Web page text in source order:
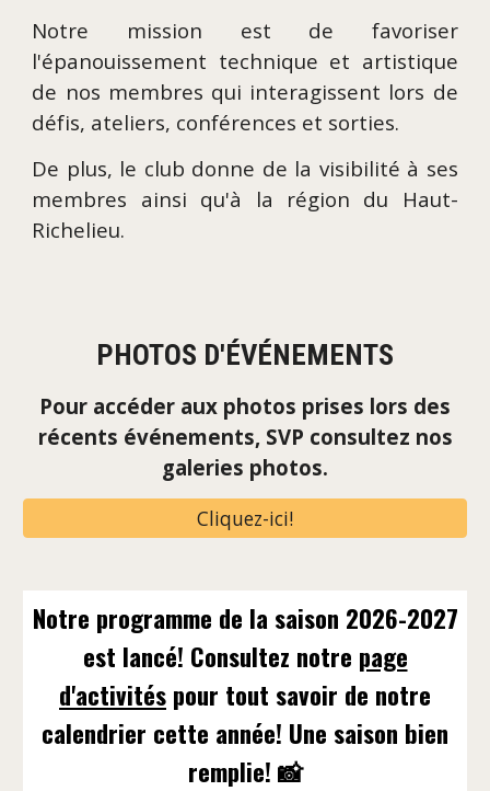
Notre mission est de favoriser
l'épanouissement technique et artistique
de nos membres qui interagissent lors de
défis, ateliers, conférences et sorties.
De plus, le club donne de la visibilité à ses
membres ainsi qu'à la région du Haut-
Richelieu.
PHOTOS D'ÉVÉNEMENTS
Pour accéder aux photos prises lors des
récents événements, SVP consultez nos
galeries photos.
Cliquez-ici!
Notre programme de la saison 2026-2027
est lancé! Consultez notre page
d'activités pour tout savoir de notre
calendrier cette année! Une saison bien
remplie! 📸